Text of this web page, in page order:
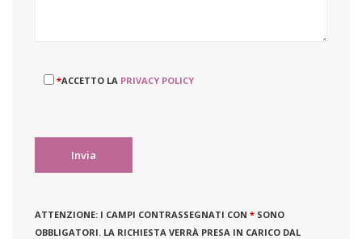
*ACCETTO LA PRIVACY POLICY
ATTENZIONE: I CAMPI CONTRASSEGNATI CON * SONO
OBBLIGATORI. LA RICHIESTA VERRÀ PRESA IN CARICO DAL